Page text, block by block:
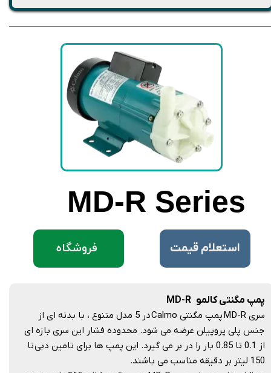
MD-R Series
پمپ مگنتی کالمو MD-R
سری MD-R پمپ مگنتی Calmo در 5 مدل متنوع ، با بدنه ای از
جنس پلی پروپیلن عرضه می شود. محدوده فشار این سری بازه ای
از 0.1 تا 0.85 بار را در بر می گیرد. این پمپ ها برای تامین دبی تا
150 لیتر بر دقیقه مناسب می باشند.
فروشگاه ​استعلام قیمت